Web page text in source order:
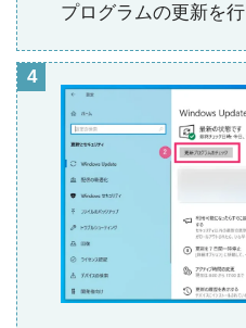
プログラムの更新を行